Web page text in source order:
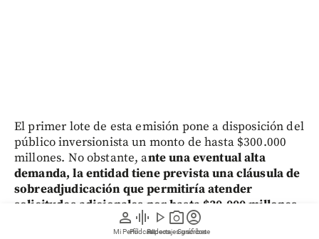
person
Mi Perfil
graphic_eq
Pódcast
play_arrow
Videos
photo_camera
Reportajes gráficos
account_circle
Suscríbete
El primer lote de esta emisión pone a disposición del
público inversionista un monto de hasta $300.000
millones. No obstante, ante una eventual alta
demanda, la entidad tiene prevista una cláusula de
sobreadjudicación que permitiría atender
solicitudes adicionales por hasta $30.000 millones,
sin exceder el tope total de la emisión.